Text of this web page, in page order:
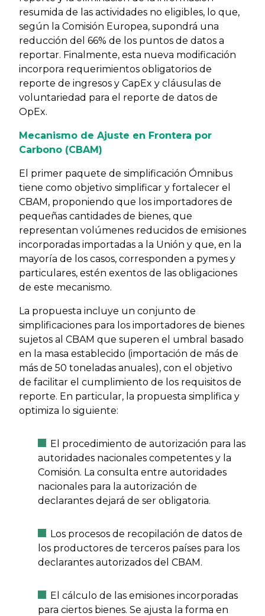
resumida de las actividades no eligibles, lo que,
según la Comisión Europea, supondrá una
reducción del 66% de los puntos de datos a
reportar. Finalmente, esta nueva modificación
incorpora requerimientos obligatorios de
reporte de ingresos y CapEx y cláusulas de
voluntariedad para el reporte de datos de
OpEx.
Mecanismo de Ajuste en Frontera por
Carbono (CBAM)
El primer paquete de simplificación Ómnibus
tiene como objetivo simplificar y fortalecer el
CBAM, proponiendo que los importadores de
pequeñas cantidades de bienes, que
representan volúmenes reducidos de emisiones
incorporadas importadas a la Unión y que, en la
mayoría de los casos, corresponden a pymes y
particulares, estén exentos de las obligaciones
de este mecanismo.
La propuesta incluye un conjunto de
simplificaciones para los importadores de bienes
sujetos al CBAM que superen el umbral basado
en la masa establecido (importación de más de
más de 50 toneladas anuales), con el objetivo
de facilitar el cumplimiento de los requisitos de
reporte. En particular, la propuesta simplifica y
optimiza lo siguiente:
El procedimiento de autorización para las
autoridades nacionales competentes y la
Comisión. La consulta entre autoridades
nacionales para la autorización de
declarantes dejará de ser obligatoria.
Los procesos de recopilación de datos de
los productores de terceros países para los
declarantes autorizados del CBAM.
El cálculo de las emisiones incorporadas
para ciertos bienes. Se ajusta la forma en